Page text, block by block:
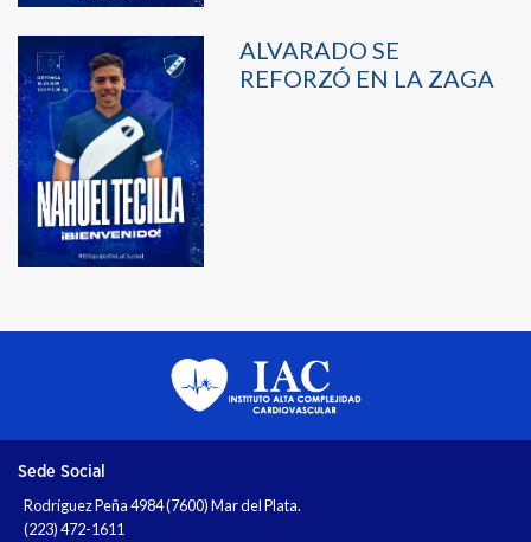
ALVARADO SE
REFORZÓ EN LA ZAGA
Sede Social
Rodríguez Peña 4984 (7600) Mar del Plata.
(223) 472-1611